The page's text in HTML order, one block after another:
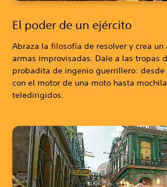
El poder de un ejército
Abraza la filosofía de resolver y crea
armas improvisadas. Dale a las tropas
probadita de ingenio guerrillero: desde
con el motor de una moto hasta
teledirigidos.